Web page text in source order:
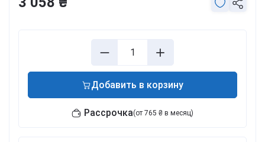
Добавить в корзину
Рассрочка(от 765 ₴ в месяц)